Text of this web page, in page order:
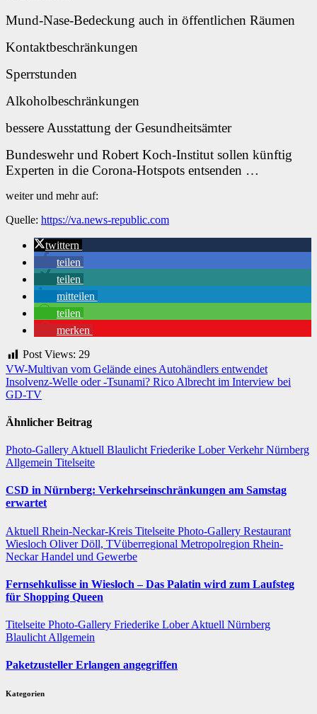
Mund-Nase-Bedeckung auch in öffentlichen Räumen
Kontaktbeschränkungen
Sperrstunden
Alkoholbeschränkungen
bessere Ausstattung der Gesundheitsämter
Bundeswehr und Robert Koch-Institut sollen künftig
Experten in die Corona-Hotspots entsenden …
weiter und mehr auf:
Quelle: https://va.news-republic.com
twittern
teilen
teilen
mitteilen
teilen
merken
Post Views: 29
Beitragsnavigation
VW-Multivan vom Gelände eines Autohändlers entwendet
Insolvenz-Welle oder -Tsunami? Rico Albrecht im Interview bei
GD-TV
Ähnlicher Beitrag
Photo-Gallery Aktuell Blaulicht Friederike LoberVerkehrNürnberg
Allgemein Titelseite
CSD in Nürnberg: Verkehrseinschränkungen am Samstag
erwartet
Aktuell Rhein-Neckar-Kreis Titelseite Photo-Gallery Restaurant
Wiesloch Oliver Döll, TVüberregional Metropolregion Rhein-
Neckar Handel und Gewerbe
Fernsehkulisse in Wiesloch – Das Palatin wird zum Laufsteg
für Shopping Queen
Titelseite Photo-Gallery Friederike LoberAktuell Nürnberg
Blaulicht Allgemein
Paketzusteller Erlangen angegriffen
Kategorien